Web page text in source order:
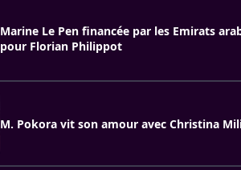
Marine Le Pen financée par les Emirats
pour Florian Philippot
M. Pokora vit son amour avec Christina